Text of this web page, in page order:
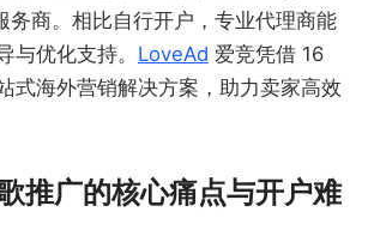
务商。相比自行开户，专业代理商能
与优化支持。 LoveAd 爱竞凭借 16
式海外营销解决方案，助力卖家高效
推广的核心痛点与开户难